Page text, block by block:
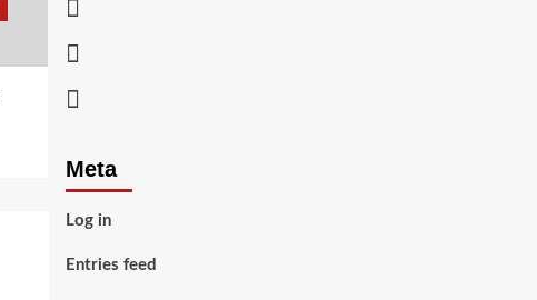
Meta
Log in
Entries feed